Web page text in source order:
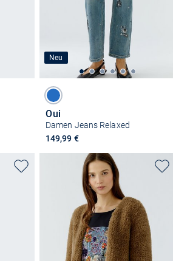
Neu
Oui
Damen Jeans Relaxed
149,99 €